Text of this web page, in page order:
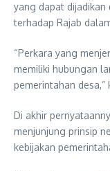
yang dapat dijadikan
terhadap Rajab
“Perkara yang
memiliki hubungan
pemerintahan desa,”
Di akhir
menjunjung prinsip
kebijakan